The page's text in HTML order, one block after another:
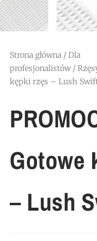
Strona główna / Dla
profesjonalistów/
kępki rzęs – Lush
Gotowe
– Lush